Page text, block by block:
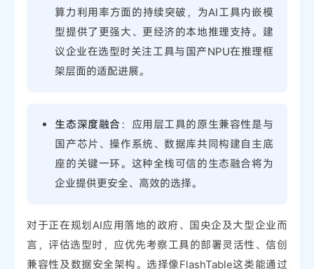
算力利用率方面的持续突破，为AI工具内嵌模
型提供了更强大、更经济的本地推理支持。建
议企业在选型时关注工具与国产NPU在推理框
架层面的适配进展。
生态深度融合 ：应用层工具的原生兼容性是与
国产芯片、操作系统、数据库共同构建自主底
座的关键一环。这种全栈可信的生态融合将为
企业提供更安全、高效的选择。
对于正在规划AI应用落地的政府、国央企及大型企业而
言，评估选型时，应优先考察工具的部署灵活性、信创
兼容性及数据安全架构。选择像FlashTable这类能通过